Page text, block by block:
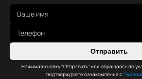
Отправить
Нажимая кнопку "Отправить" или обращаясь по
подтверждаете ознакомление с